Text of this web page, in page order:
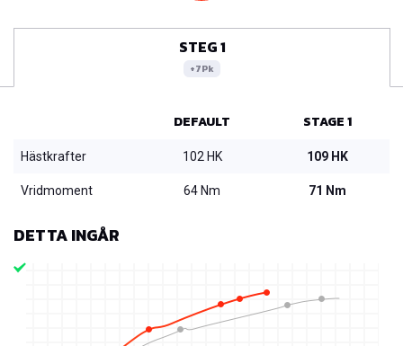
STEG 1
+7Pk
DEFAULT STAGE 1
Hästkrafter 102 HK 109 HK
Vridmoment 64 Nm 71 Nm
DETTA INGÅR